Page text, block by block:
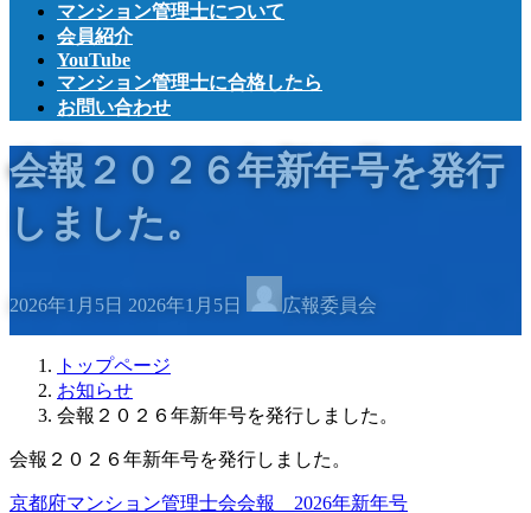
マンション管理士について
会員紹介
YouTube
マンション管理士に合格したら
お問い合わせ
会報２０２６年新年号を発行
しました。
2026年1月5日 終
更
新
日
時
2026年1月5日 広報委員会
トップページ
お知らせ
会報２０２６年新年号を発行しました。
会報２０２６年新年号を発行しました。
京都府マンション管理士会会報 2026年新年号